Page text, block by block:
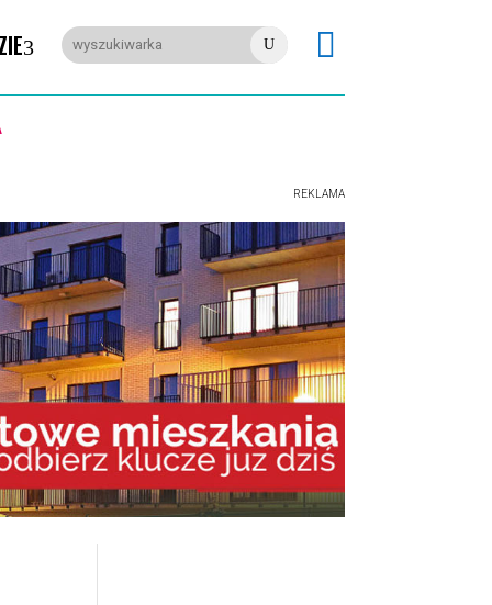
U 
REKLAMA